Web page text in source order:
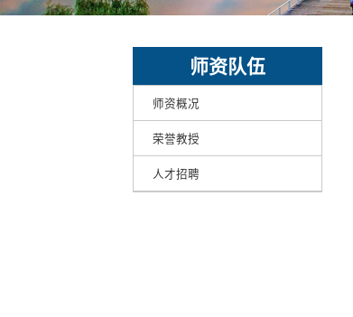
师资队伍
师资概况
荣誉教授
人才招聘